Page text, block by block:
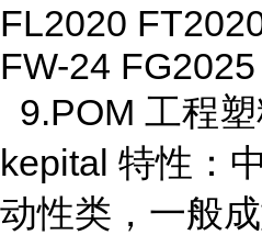
FL2020
FW-24 FG2025
9.POM 工程
kepital 特性：
动性类，一般